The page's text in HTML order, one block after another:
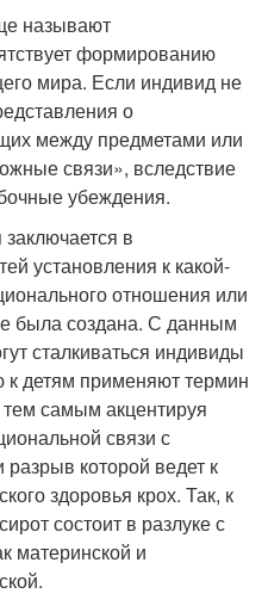
называют
формированию
мира. Если индивид не
о
между предметами или
связи», вследствие
убеждения.
в
установления к какой-
отношения или
была создана. С данным
сталкиваться индивиды
к детям применяют термин
самым акцентируя
связи с
которой ведет к
здоровья крох. Так, к
состоит в разлуке с
материнской и